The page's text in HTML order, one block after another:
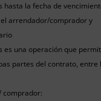
hasta la fecha de
arrendador/comprador y
es una operación que
partes del contrato, entre
comprador: